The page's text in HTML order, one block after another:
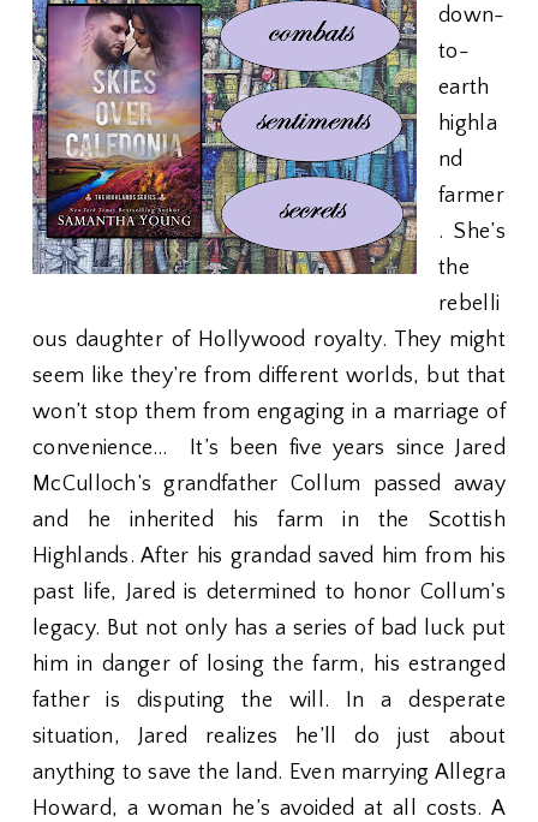
down-
to-
earth
highla
nd
farmer
. She’s
the
rebelli
ous daughter of Hollywood royalty. They might
seem like they’re from different worlds, but that
won’t stop them from engaging in a marriage of
convenience… It’s been five years since Jared
McCulloch’s grandfather Collum passed away
and he inherited his farm in the Scottish
Highlands. After his grandad saved him from his
past life, Jared is determined to honor Collum’s
legacy. But not only has a series of bad luck put
him in danger of losing the farm, his estranged
father is disputing the will. In a desperate
situation, Jared realizes he’ll do just about
anything to save the land. Even marrying Allegra
Howard, a woman he’s avoided at all costs. A